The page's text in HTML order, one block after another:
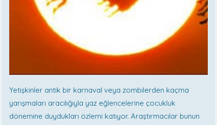
Yetişkinler antik bir karnaval veya zombilerden kaçma
yarışmaları aracılığıyla yaz eğlencelerine çocukluk
dönemine duydukları özlemi katıyor. Araştırmacılar bunun